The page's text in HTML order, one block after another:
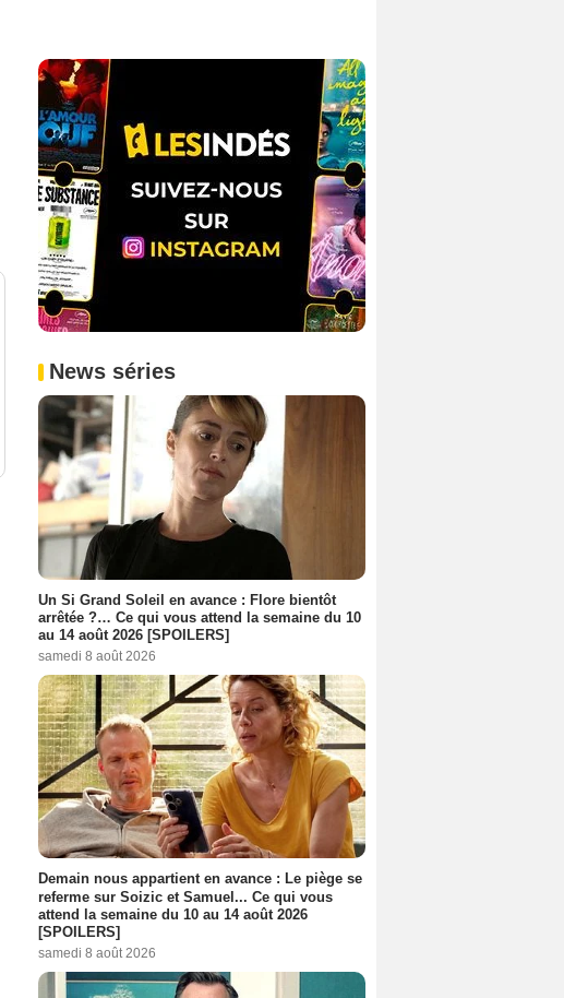
News séries
Un Si Grand Soleil en avance : Flore bientôt
arrêtée ?… Ce qui vous attend la semaine du 10
au 14 août 2026 [SPOILERS]
samedi 8 août 2026
Demain nous appartient en avance : Le piège se
referme sur Soizic et Samuel... Ce qui vous
attend la semaine du 10 au 14 août 2026
[SPOILERS]
samedi 8 août 2026